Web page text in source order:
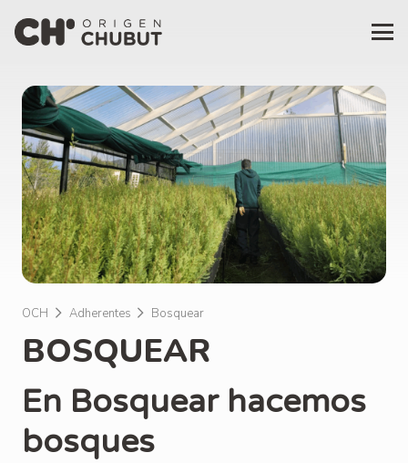
OCH Adherentes Bosquear
BOSQUEAR
En Bosquear hacemos
bosques